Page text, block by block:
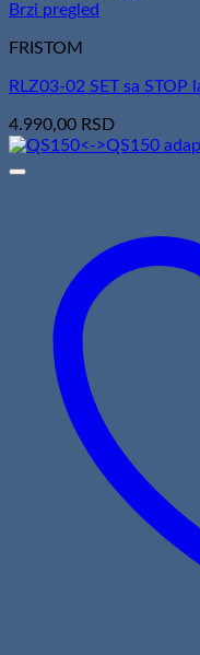
Brzi pregled
FRISTOM
RLZ03-02 SET sa STOP
4.990,00 RSD